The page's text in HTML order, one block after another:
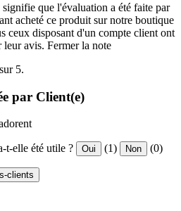
que l'évaluation a été faite par
acheté ce produit sur notre boutique
ceux disposant d'un compte client ont
leur avis. Fermer la note
5.
par Client(e)
t-elle été utile ? Oui (1) Non (0)
clients